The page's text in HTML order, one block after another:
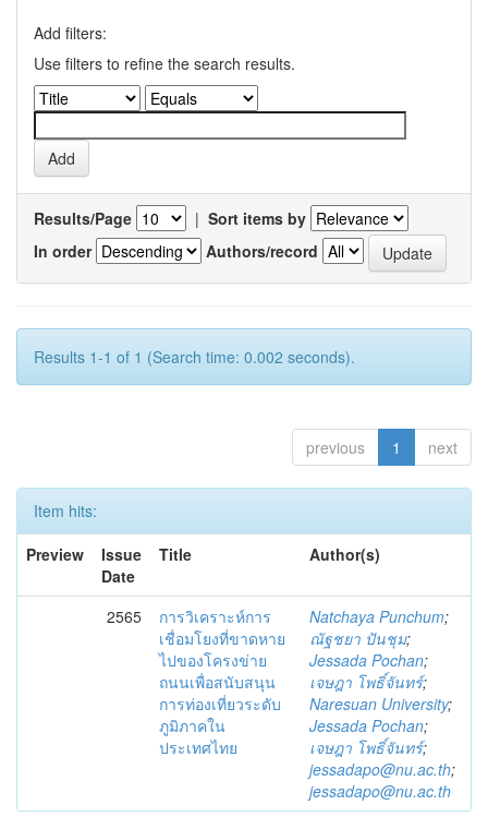
Add filters:
Use filters to refine the search results.
Results/Page | Sort items by
In order
Authors/record
Results 1-1 of 1 (Search time: 0.002 seconds).
previous 1 next
Item hits:
Preview
Issue
Date
Title Author(s)
2565
การวิเคราะห์การ
เชื่อมโยงที่ขาดหาย
ไปของโครงข่าย
ถนนเพื่อสนับสนุน
การท่องเที่ยวระดับ
ภูมิภาคใน
ประเทศไทย
Natchaya Punchum;
ณัฐชยา ปันชุม;
Jessada Pochan;
เจษฎา โพธิ์จันทร์;
Naresuan University;
Jessada Pochan;
เจษฎา โพธิ์จันทร์;
jessadapo@nu.ac.th;
jessadapo@nu.ac.th